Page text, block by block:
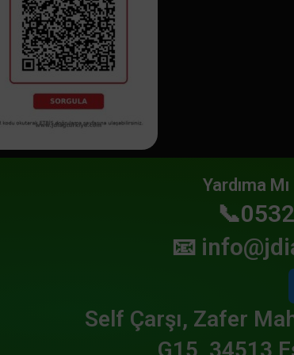
Yardıma
📧
Self Çarşı, Zafer